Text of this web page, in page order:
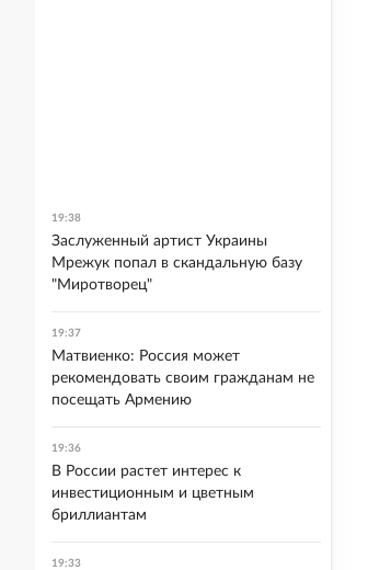
19:38
Заслуженный артист Украины
Мрежук попал в скандальную базу
"Миротворец"
19:37
Матвиенко: Россия может
рекомендовать своим гражданам не
посещать Армению
19:36
В России растет интерес к
инвестиционным и цветным
бриллиантам
19:33